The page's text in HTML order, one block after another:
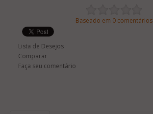
Baseado em 0 comentários
Lista de Desejos
Comparar
Faça seu comentário